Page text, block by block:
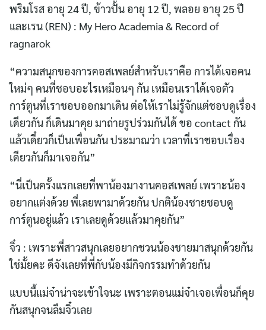
พริมโรส อายุ 24 ปี, ข้าวปั้น อายุ 12 ปี, พลอย อายุ 25 ปี
และเรน (REN) : My Hero Academia & Record of
ragnarok
“ความสนุกของการคอสเพลย์สำหรับเราคือ การได้เจอคน
ใหม่ๆ คนที่ชอบอะไรเหมือนๆ กัน เหมือนเราได้เจอตัว
การ์ตูนที่เราชอบออกมาเดิน ต่อให้เราไม่รู้จักแต่ชอบดูเรื่อง
เดียวกัน ก็เดินมาคุย มาถ่ายรูปร่วมกันได้ ขอ contact กัน
แล้วเดี๋ยวก็เป็นเพื่อนกัน ประมาณว่า เวลาที่เราชอบเรื่อง
เดียวกันก็มาเจอกัน”
“นี่เป็นครั้งแรกเลยที่พาน้องมางานคอสเพลย์ เพราะน้อง
อยากแต่งด้วย พี่เลยพามาด้วยกัน ปกติน้องชายชอบดู
การ์ตูนอยู่แล้ว เราเลยดูด้วยแล้วมาคุยกัน”
จิ๋ว : เพราะพี่สาวสนุกเลยอยากชวนน้องชายมาสนุกด้วยกัน
ใช่มั้ยคะ ดีจังเลยที่พี่กับน้องมีกิจกรรมทำด้วยกัน
แบบนี้แม่จ๋าน่าจะเข้าใจนะ เพราะตอนแม่จ๋าเจอเพื่อนก็คุย
กันสนุกจนลืมจิ๋วเลย